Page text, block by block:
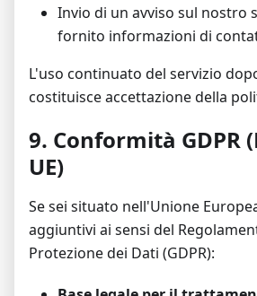
Invio di un avviso sul nostro
fornito informazioni di
L'uso continuato del servizio
costituisce accettazione della
9. Conformità GDPR
UE)
Se sei situato nell'Unione
aggiuntivi ai sensi del
Protezione dei Dati (GDPR):